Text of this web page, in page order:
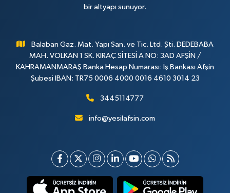
bir altyapı sunuyor.
Balaban Gaz. Mat. Yapı San. ve Tic. Ltd. Şti. DEDEBABA
MAH. VOLKAN 1 SK. KIRAÇ SİTESİ A NO: 3AD AFŞİN /
KAHRAMANMARAŞ Banka Hesap Numarası: İş Bankası Afşin
Şubesi IBAN: TR75 0006 4000 0016 4610 3014 23
3445114777
info@yesilafsin.com